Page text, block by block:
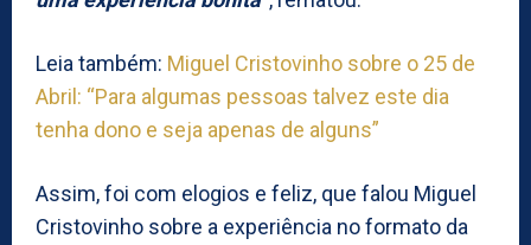
Leia também: Miguel Cristovinho sobre o 25 de
Abril: “Para algumas pessoas talvez este dia
tenha dono e seja apenas de alguns”
Assim, foi com elogios e feliz, que falou Miguel
Cristovinho sobre a experiência no formato da